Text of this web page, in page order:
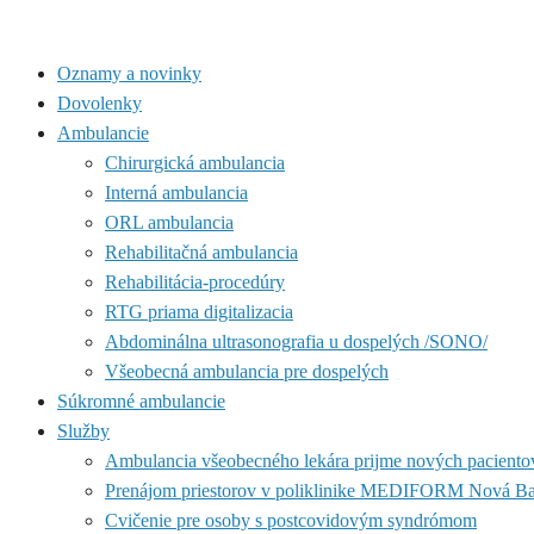
Oznamy a novinky
Dovolenky
Ambulancie
Chirurgická ambulancia
Interná ambulancia
ORL ambulancia
Rehabilitačná ambulancia
Rehabilitácia-procedúry
RTG priama digitalizacia
Abdominálna ultrasonografia u dospelých /SONO/
Všeobecná ambulancia pre dospelých
Súkromné ambulancie
Služby
Ambulancia všeobecného lekára prijme nových
Prenájom priestorov v poliklinike MEDIFORM Nová
Cvičenie pre osoby s postcovidovým syndrómom